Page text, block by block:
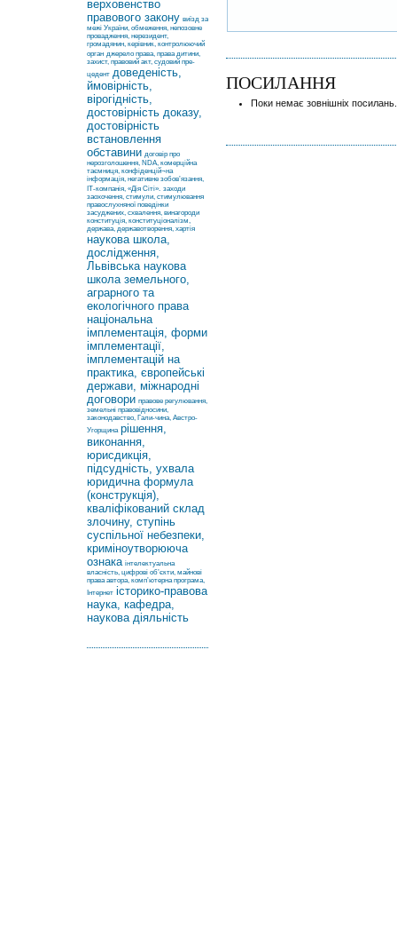
верховенство
правового закону виїзд за
межі України, обмеження, непозовне
провадження, нерезидент,
громадянин, керівник, контролюючий
орган джерело права, права дитини,
захист, правовий акт, судовий пре-
цедент доведеність,
ймовірність,
вірогідність,
достовірність доказу,
достовірність
встановлення
обставини договір про
нерозголошення, NDA, комерційна
таємниця, конфіденцій¬на
інформація, негативне зобов’язання,
ІТ-компанія, «Дія Сіті». заходи
заохочення, стимули, стимулювання
правослухняної поведінки
засуджених, схвалення, винагороди
конституція, конституціоналізм,
держава, державотворення, хартія
наукова школа,
дослідження,
Львівська наукова
школа земельного,
аграрного та
екологічного права
національна
імплементація, форми
імплементації,
імплементацій на
практика, європейські
держави, міжнародні
договори правове регулювання,
земельні правовідносини,
законодавство, Гали-чина, Австро-
Угорщина рішення,
виконання,
юрисдикція,
підсудність, ухвала
юридична формула
(конструкція),
кваліфікований склад
злочину, ступінь
суспільної небезпеки,
криміноутворююча
ознака інтелектуальна
власність, цифрові об’єкти, майнові
права автора, комп’ютерна програма,
Інтернет історико-правова
наука, кафедра,
наукова діяльність
ПОСИЛАННЯ
Поки немає зовнішніх посилань.